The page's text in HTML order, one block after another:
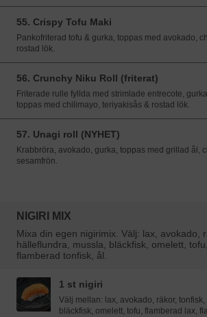
55. Crispy Tofu Maki
Pankofriterad tofu & gurka, toppas med avokado,
rostad lök.
56. Crunchy Niku Roll (friterat)
Friterade rulle fyllda med strimlade entrecote,
toppas med chilimayo, teriyakisås & rostad lök.
57. Unagi roll (NYHET)
Krabbröra, avokado, gurka, toppas med grillad ål,
sesamfrön.
NIGIRI MIX
Mixa din egen nigirimix. Välj: lax, avokado,
hälleflundra, mussla, bläckfisk, omelett,
flamberad tonfisk, ål.
1 st nigiri
Välj mellan: lax, avokado, räkor,
bläckfisk, omelett, tofu, flamberad lax,